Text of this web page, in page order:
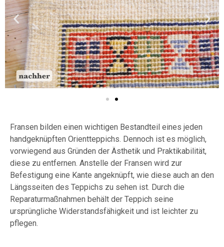
Fransen bilden einen wichtigen Bestandteil eines jeden
handgeknüpften Orientteppichs. Dennoch ist es möglich,
vorwiegend aus Gründen der Ästhetik und Praktikabilität,
diese zu entfernen. Anstelle der Fransen wird zur
Befestigung eine Kante angeknüpft, wie diese auch an den
Längsseiten des Teppichs zu sehen ist. Durch die
Reparaturmaßnahmen behält der Teppich seine
ursprüngliche Widerstandsfähigkeit und ist leichter zu
pflegen.